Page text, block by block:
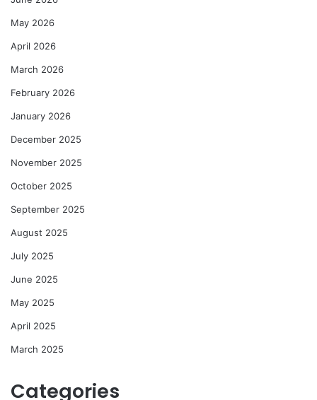
May 2026
April 2026
March 2026
February 2026
January 2026
December 2025
November 2025
October 2025
September 2025
August 2025
July 2025
June 2025
May 2025
April 2025
March 2025
Categories